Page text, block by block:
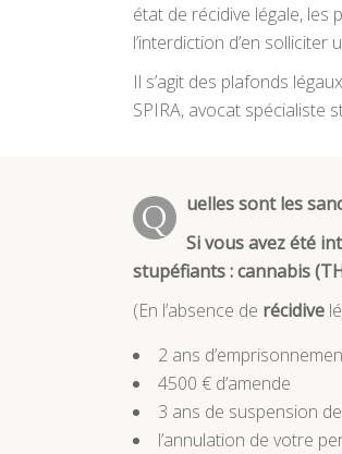
état de récidive légale,
l’interdiction d’en
Il s’agit des plafonds
SPIRA, avocat spécialiste
Q
uelles sont les
Si vous avez été
stupéfiants : cannabis
(En l’absence de récidive
2 ans
4500 € d’amende
3 ans de suspension
l’annulation de votre